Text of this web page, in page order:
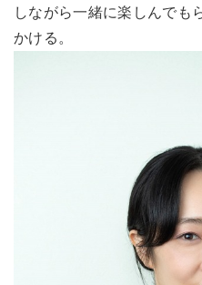
しながら一緒に楽しんでも
かける。